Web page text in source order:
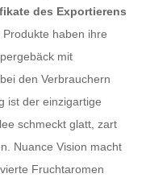
des Exportierens
Produkte haben ihre
mit
den Verbrauchern
ist der einzigartige
schmeckt glatt, zart
Nuance Vision macht
Fruchtaromen